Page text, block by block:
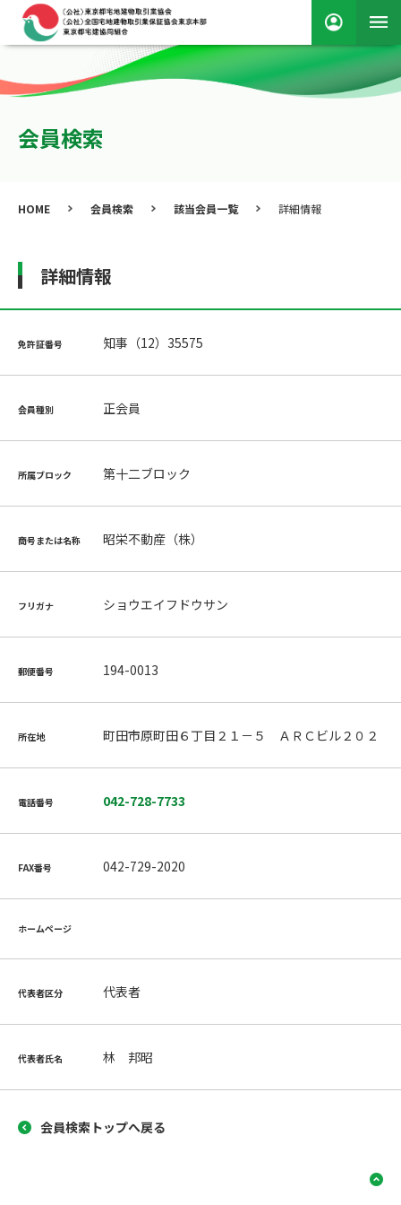
会員検索
HOME 会員検索 該当会員一覧 詳細情報
詳細情報
免許証番号 知事（12）35575
会員種別 正会員
所属ブロック 第十二ブロック
商号または名称 昭栄不動産（株）
フリガナ ショウエイフドウサン
郵便番号 194-0013
所在地 町田市原町田６丁目２１－５ ＡＲＣビル２０２
電話番号 042-728-7733
FAX番号 042-729-2020
ホームページ
代表者区分 代表者
代表者氏名 林 邦昭
会員検索トップへ戻る